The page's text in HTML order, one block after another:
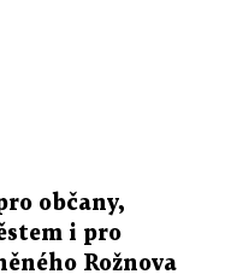
občany,
i pro
Rožnova